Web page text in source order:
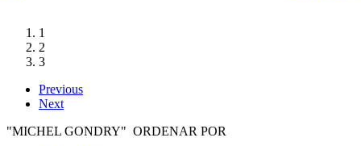
1
2
3
Previous
Next
"MICHEL GONDRY" ORDENAR POR